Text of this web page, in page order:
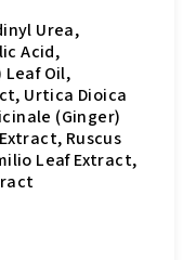
Urea,
Acid,
Leaf Oil,
Urtica Dioica
(Ginger)
Ruscus
Leaf Extract,